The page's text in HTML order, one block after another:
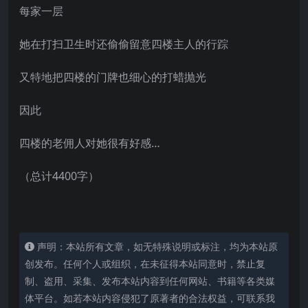
每家一层
她在打扫卫生时还偷偷留意四楼主人的行踪
又特地把四楼的门牌也细心的打蜡抛光
因此
四楼的老佣人对她很有好感…
（总计4400字）
声明：本站所有文章，如无特殊说明或标注，均为本站原
创发布。任何个人或组织，在未征得本站同意时，禁止复
制、盗用、采集、发布本站内容到任何网站、书籍等各类媒
体平台。如若本站内容侵犯了原著者的合法权益，可联系我